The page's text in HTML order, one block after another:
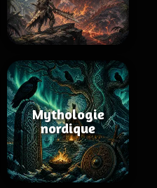
Mythologie
nordique